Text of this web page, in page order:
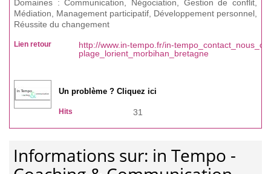
Domaines : Communication, Négociation, Gestion de conflit,
Médiation, Management participatif, Développement personnel,
Réussite du changement
Lien retour
http://www.in-tempo.fr/in-
plage_lorient_morbihan_bretagne
Un problème ? Cliquez ici
Hits 31
Informations sur: in Tempo -